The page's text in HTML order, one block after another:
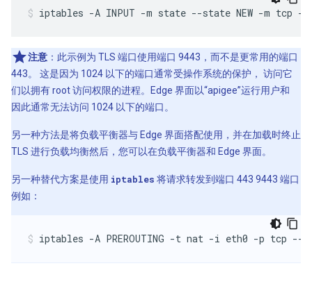
iptables -A INPUT -m state --state NEW -m tcp -
注意 ：此示例为 TLS 端口使用端口 9443，而不是更常用的端口
443。 这是因为 1024 以下的端口通常受操作系统的保护， 访问它
们以拥有 root 访问权限的进程。Edge 界面以“apigee”运行用户和
因此通常无法访问 1024 以下的端口。
另一种方法是将负载平衡器与 Edge 界面搭配使用，并在加载时终止
TLS 进行负载均衡然后，您可以在负载平衡器和 Edge 界面。
另一种替代方案是使用 iptables 将请求转发到端口 443 9443 端口
例如：
iptables -A PREROUTING -t nat -i eth0 -p tcp --